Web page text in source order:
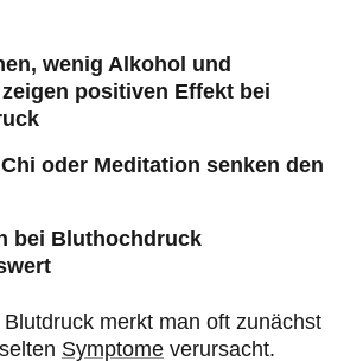
wenig Alkohol und
positiven Effekt bei
oder Meditation senken den
bei Bluthochdruck
merkt man oft zunächst
Symptome verursacht.